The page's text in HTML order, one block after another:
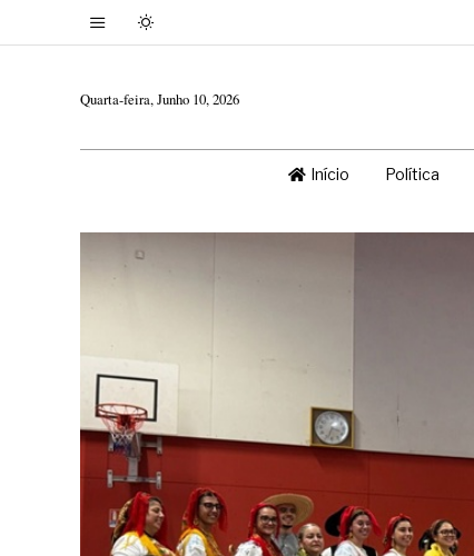
Quarta-feira, Junho 10, 2026
Início Política